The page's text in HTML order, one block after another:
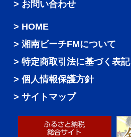
> お問い合わせ
HOME
湘南ビーチFMについて
特定商取引法に基づく表記
個人情報保護方針
サイトマップ